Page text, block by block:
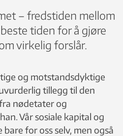
– fredstiden mellom
tiden for å gjøre
virkelig forslår.
og motstandsdyktige
tillegg til den
nødetater og
Vår sosiale kapital og
for oss selv, men også